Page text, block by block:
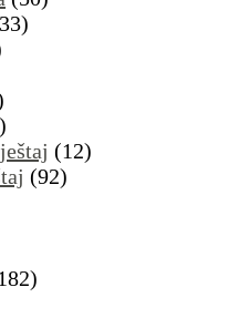
(12)
(92)